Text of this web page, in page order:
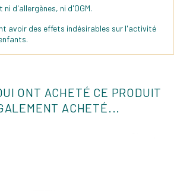
d'allergènes, ni d'OGM.
avoir des effets indésirables sur l'activité
ONT ACHETÉ CE PRODUIT
ACHETÉ...